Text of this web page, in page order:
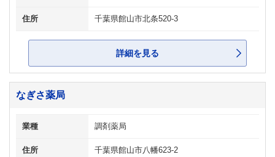
住所 千葉県館山市北条520-3
詳細を見る
なぎさ薬局
業種 調剤薬局
住所 千葉県館山市八幡623-2